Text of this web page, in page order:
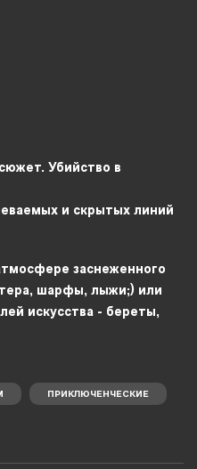
Убийство в
и скрытых линий
заснеженного
шарфы, лыжи;) или
искусства - береты,
ПРИКЛЮЧЕНЧЕСКИЕ